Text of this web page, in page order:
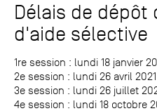
Délais de dépôt
d'aide sélective
1re session : lundi 18 janvier
2e session : lundi 26 avril 2021
3e session : lundi 26 juillet
4e session : lundi 18 octobre